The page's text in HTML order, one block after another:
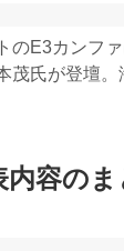
E3カンフ
茂氏が登壇。
内容の